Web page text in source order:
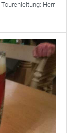
Tourenleitung: Herr